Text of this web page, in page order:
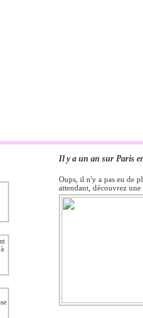
Il y a un an sur Paris
Oups, il n'y a pas eu de
attendant, découvrez